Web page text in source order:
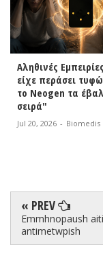
Αληθινές
είχε περάσει
το Neogen τα
σειρά"
Jul 20, 2026 - Biomedis
« PREV
Emmhnopaush
antimetwpish